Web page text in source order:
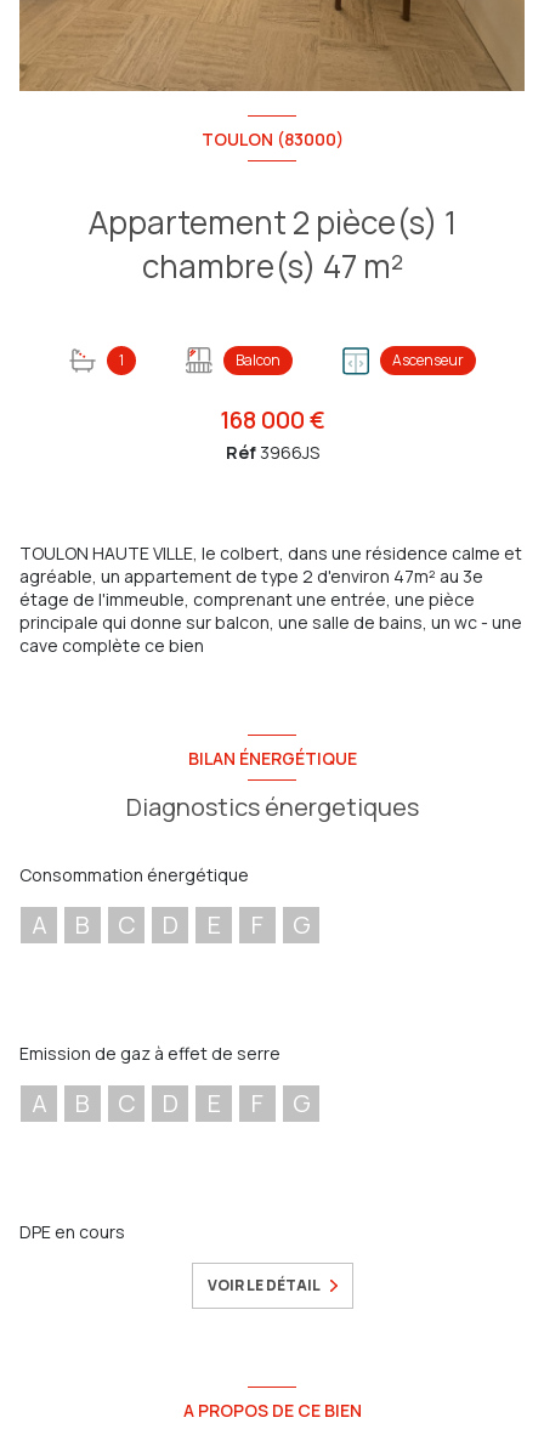
TOULON (83000)
Appartement 2 pièce(s) 1
chambre(s) 47 m²
1 Balcon Ascenseur
168 000 €
Réf 3966JS
TOULON HAUTE VILLE, le colbert, dans une résidence calme et
agréable, un appartement de type 2 d'environ 47m² au 3e
étage de l'immeuble, comprenant une entrée, une pièce
principale qui donne sur balcon, une salle de bains, un wc - une
cave complète ce bien
BILAN ÉNERGÉTIQUE
Diagnostics énergetiques
Consommation énergétique
A B C D E F G
Emission de gaz à effet de serre
A B C D E F G
DPE en cours
VOIR LE DÉTAIL
A PROPOS DE CE BIEN